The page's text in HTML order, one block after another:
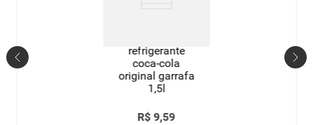
refrigerante
coca-cola
original garrafa
1,5l
R$ 9,59